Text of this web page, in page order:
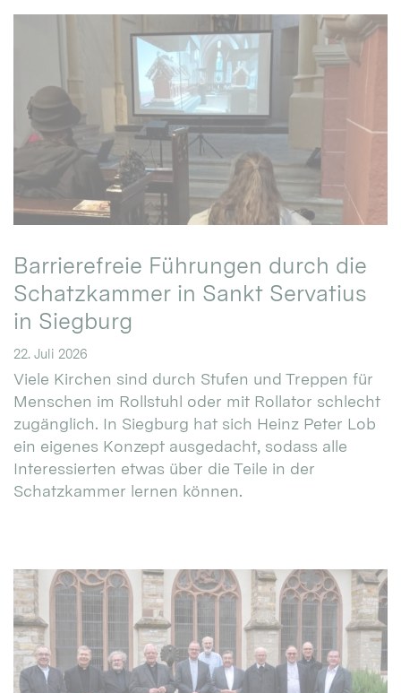
Barrierefreie Führungen durch die
Schatzkammer in Sankt Servatius
in Siegburg
22. Juli 2026
Viele Kirchen sind durch Stufen und Treppen für
Menschen im Rollstuhl oder mit Rollator schlecht
zugänglich. In Siegburg hat sich Heinz Peter Lob
ein eigenes Konzept ausgedacht, sodass alle
Interessierten etwas über die Teile in der
Schatzkammer lernen können.